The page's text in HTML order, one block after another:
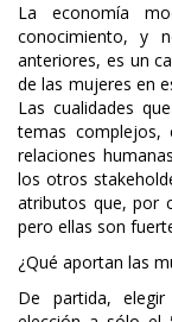
La economía
conocimiento, y
anteriores, es un
de las mujeres en
Las cualidades
temas complejos,
relaciones
los otros
atributos que, por
pero ellas son
¿Qué aportan las
De partida,